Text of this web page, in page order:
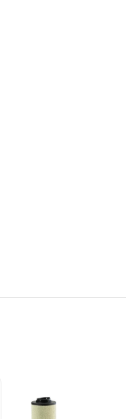
80,00 zł brutto.